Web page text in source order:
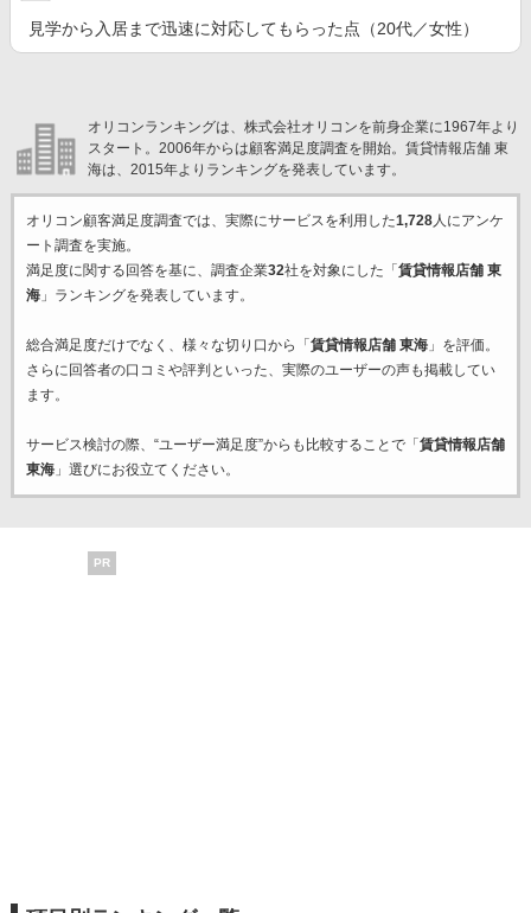
見学から入居まで迅速に対応してもらった点（20代／女性）
オリコンランキングは、株式会社オリコンを前身企業に1967年より
スタート。2006年からは顧客満足度調査を開始。賃貸情報店舗 東
海は、2015年よりランキングを発表しています。
オリコン顧客満足度調査では、実際にサービスを利用した1,728人にアンケ
ート調査を実施。
満足度に関する回答を基に、調査企業32社を対象にした「 賃貸情報店舗 東
海」ランキングを発表しています。
総合満足度だけでなく、様々な切り口から「 賃貸情報店舗 東海」を評価。
さらに回答者の口コミや評判といった、実際のユーザーの声も掲載してい
ます。
サービス検討の際、“ユーザー満足度”からも比較することで「 賃貸情報店舗
東海」選びにお役立てください。
PR